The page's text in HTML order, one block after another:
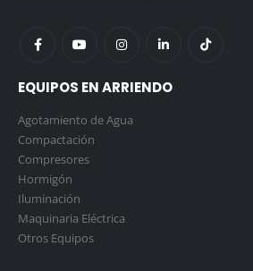
EQUIPOS EN ARRIENDO
Agotamiento de Agua
Compactación
Compresores
Hormigón
Iluminación
Maquinaria Eléctrica
Otros Equipos